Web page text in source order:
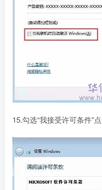
15.勾选“我接受许可条件”点